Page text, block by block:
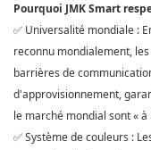
Pourquoi JMK Smart
✅ Universalité mondiale :
reconnu mondialement,
barrières de
d'approvisionnement,
le marché mondial sont «
✅ Système de couleurs :